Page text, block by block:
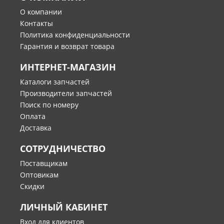
О компании
Контакты
Политика конфиденциальности
Гарантия и возврат товара
ИНТЕРНЕТ-МАГАЗИН
Каталоги запчастей
Производители запчастей
Поиск по номеру
Оплата
Доставка
СОТРУДНИЧЕСТВО
Поставщикам
Оптовикам
Скидки
ЛИЧНЫЙ КАБИНЕТ
Вход для клиентов